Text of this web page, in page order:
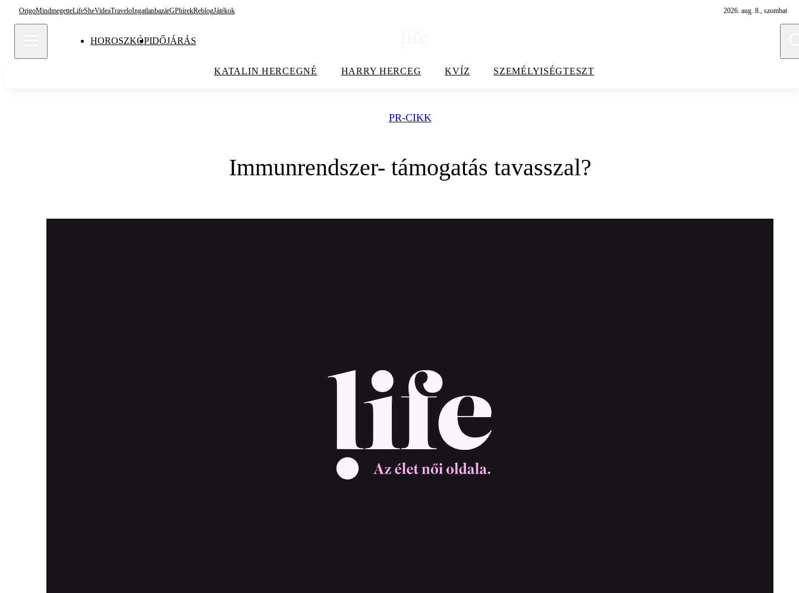
OrigoMindmegetteLifeSheVideaTraveloIngatlanbazárGPhírekReblogJátékok 2026. aug. 8., szombat
HOROSZKÓPIDŐJÁRÁS
KATALIN HERCEGNÉ HARRY HERCEG KVÍZ SZEMÉLYISÉGTESZT
PR-CIKK
Immunrendszer- támogatás tavasszal?